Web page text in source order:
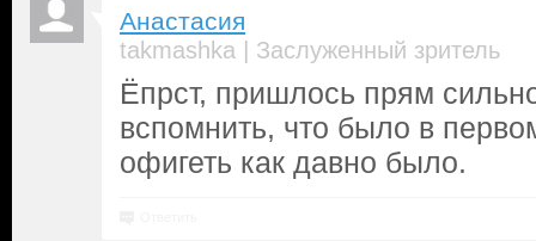
Анастасия
takmashka | Заслуженный зритель
Ёпрст, пришлось прям
вспомнить, что было в
офигеть как давно было.